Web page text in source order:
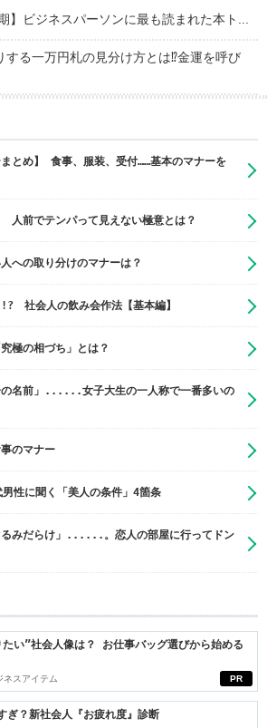
】ビジネスパーソンに最も読まれた本ト...
する一万円札の見分け方とは⁉金運を呼び
まとめ】 食事、服装、受付……基本のマナーを
人前でテンパって見えない極意とは？
への取り分けのマナーは？
社会人の飲み会作法【基本編】
極の相づち」とは？
の名前」......女子大生の一人称で一番多いの
のマナー
性に聞く「美人の条件」4箇条
るみだらけ」......。恋人の部屋に行ってドン
PR
い”社会人像は？ お仕事バッグ選びから始める
ネスアイテム
ぎ？新社会人『お疲れ度』診断